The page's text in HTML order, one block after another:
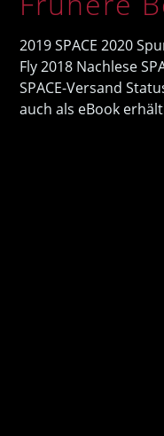
2019 SPACE 2020
Fly 2018 Nachlese
SPACE-Versand
auch als eBook